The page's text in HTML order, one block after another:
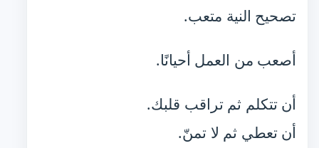
تصحيح النية متعب.
أصعب من العمل أحيانًا.
أن تتكلم ثم تراقب قلبك.
أن تعطي ثم لا تمنّ.